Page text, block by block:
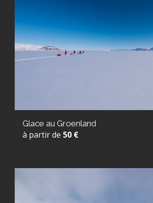
Glace au Groenland
à partir de 50 €